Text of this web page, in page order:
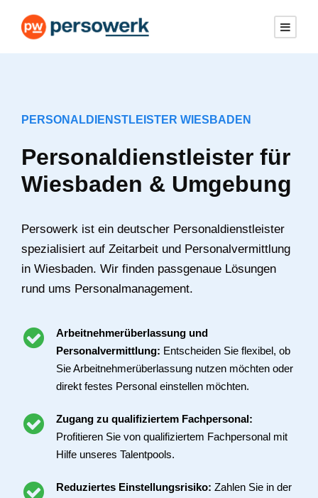
PERSONALDIENSTLEISTER WIESBADEN
Personaldienstleister für
Wiesbaden & Umgebung
Persowerk ist ein deutscher Personaldienstleister
spezialisiert auf Zeitarbeit und Personalvermittlung
in Wiesbaden. Wir finden passgenaue Lösungen
rund ums Personalmanagement.
Arbeitnehmerüberlassung und
Personalvermittlung: Entscheiden Sie flexibel, ob
Sie Arbeitnehmerüberlassung nutzen möchten oder
direkt festes Personal einstellen möchten.
Zugang zu qualifiziertem Fachpersonal:
Profitieren Sie von qualifiziertem Fachpersonal mit
Hilfe unseres Talentpools.
Reduziertes Einstellungsrisiko: Zahlen Sie in der